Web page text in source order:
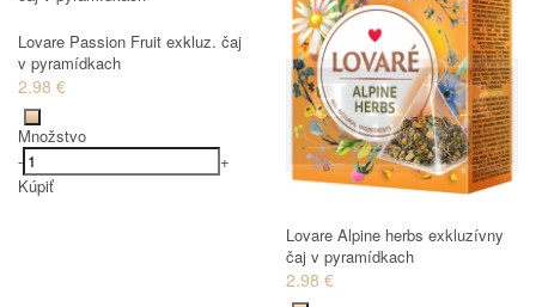
Lovare Passion Fruit exkluz. čaj
v pyramídkach
2.98 €
Množstvo
-
+
Kúpiť
Lovare Alpine herbs exkluzívny
čaj v pyramídkach
2.98 €